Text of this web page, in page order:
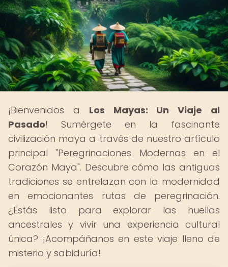
¡Bienvenidos a Los Mayas: Un Viaje al
Pasado! Sumérgete en la fascinante
civilización maya a través de nuestro artículo
principal "Peregrinaciones Modernas en el
Corazón Maya". Descubre cómo las antiguas
tradiciones se entrelazan con la modernidad
en emocionantes rutas de peregrinación.
¿Estás listo para explorar las huellas
ancestrales y vivir una experiencia cultural
única? ¡Acompáñanos en este viaje lleno de
misterio y sabiduría!